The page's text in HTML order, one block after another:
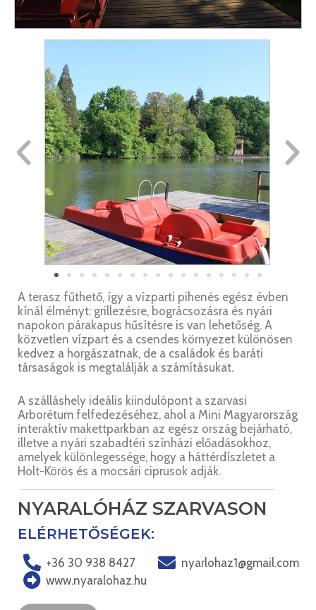
A terasz fűthető, így a vízparti pihenés egész évben
kínál élményt: grillezésre, bográcsozásra és nyári
napokon párakapus hűsítésre is van lehetőség. A
közvetlen vízpart és a csendes környezet különösen
kedvez a horgászatnak, de a családok és baráti
társaságok is megtalálják a számításukat.
A szálláshely ideális kiindulópont a szarvasi
Arborétum felfedezéséhez, ahol a Mini Magyarország
interaktív makettparkban az egész ország bejárható,
illetve a nyári szabadtéri színházi előadásokhoz,
amelyek különlegessége, hogy a háttérdíszletet a
Holt-Körös és a mocsári ciprusok adják.
NYARALÓHÁZ SZARVASON
ELÉRHETŐSÉGEK:
+36 30 938 8427
nyarlohaz1@gmail.com
www.nyaralohaz.hu